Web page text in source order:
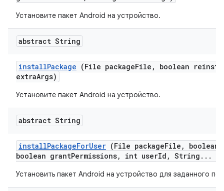
Установите пакет Android на устройство.
abstract String
installPackage (File packageFile ,
boolean
extraArgs)
Установите пакет Android на устройство.
abstract String
installPackageForUser (File packageFile ,
boolean grantPermissions, int userId , String . . .
Установить пакет Android на устройство для заданного